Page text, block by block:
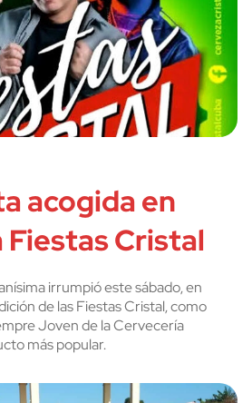
acogida en
Fiestas Cristal
irrumpió este sábado, en
de las Fiestas Cristal, como
Joven de la Cervecería
más popular.